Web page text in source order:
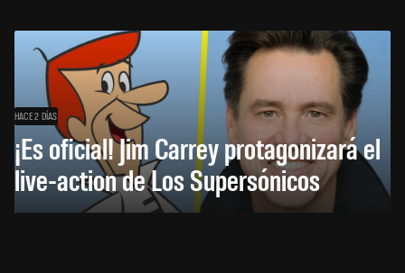
HACE 2 DÍAS
¡Es oficial! Jim Carrey protagonizará el
live-action de Los Supersónicos